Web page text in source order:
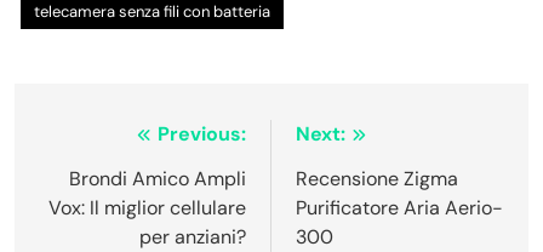
telecamera senza fili con batteria
Navigazione
articoli
Previous:
Brondi Amico Ampli
Vox: Il miglior cellulare
per anziani?
Next:
Recensione Zigma
Purificatore Aria Aerio-
300